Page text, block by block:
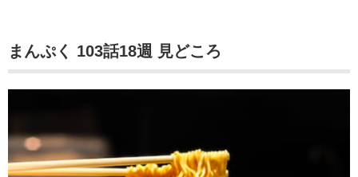
まんぷく 103話18週 見どころ